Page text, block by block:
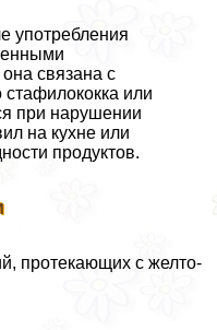
употрeбления
связана с
или
при нарушении
на кухне или
продуктов.
протекающих с желто-